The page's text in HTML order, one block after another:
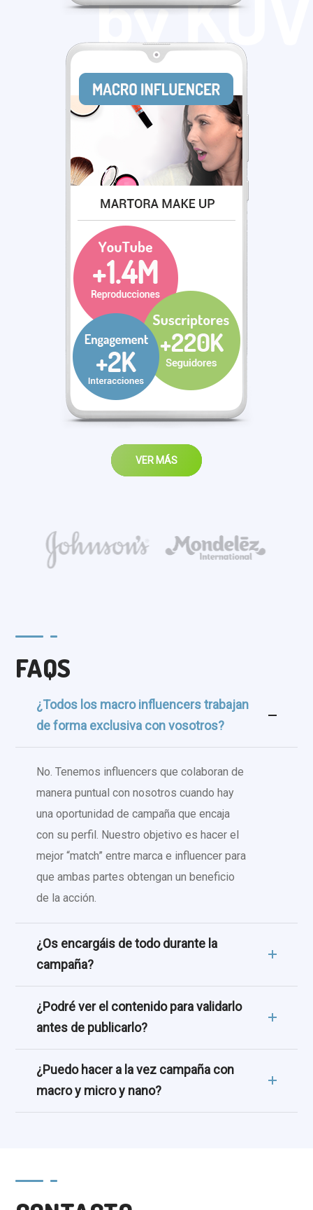
VER MÁS
FAQS
¿Todos los macro influencers trabajan
de forma exclusiva con vosotros?
No. Tenemos influencers que colaboran de
manera puntual con nosotros cuando hay
una oportunidad de campaña que encaja
con su perfil. Nuestro objetivo es hacer el
mejor “match” entre marca e influencer para
que ambas partes obtengan un beneficio
de la acción.
¿Os encargáis de todo durante la
campaña?
¿Podré ver el contenido para validarlo
antes de publicarlo?
¿Puedo hacer a la vez campaña con
macro y micro y nano?